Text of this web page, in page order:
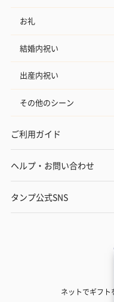
お礼
結婚内祝い
出産内祝い
その他のシーン
ご利用ガイド
ヘルプ・お問い合わせ
タンプ公式SNS
ネットでギフト